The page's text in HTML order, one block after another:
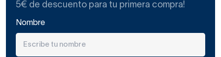
5€ de descuento para tu primera compra!
Nombre